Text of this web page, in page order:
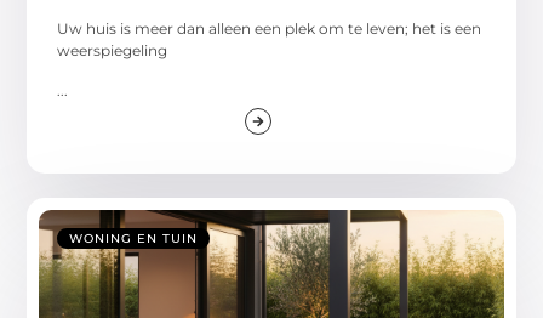
Uw huis is meer dan alleen een plek om te leven; het is een
weerspiegeling
WONING EN TUIN